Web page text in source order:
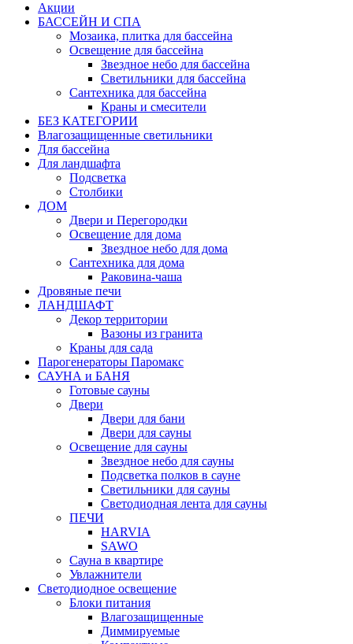
Акции
БАССЕЙН И СПА
Мозаика, плитка для бассейна
Освещение для бассейна
Звездное небо для бассейна
Светильники для бассейна
Сантехника для бассейна
Краны и смесители
БЕЗ КАТЕГОРИИ
Влагозащищенные светильники
Для бассейна
Для ландшафта
Подсветка
Столбики
ДОМ
Двери и Перегородки
Освещение для дома
Звездное небо для дома
Сантехника для дома
Раковина-чаша
Дровяные печи
ЛАНДШАФТ
Декор территории
Вазоны из гранита
Краны для сада
Парогенераторы Паромакс
САУНА и БАНЯ
Готовые сауны
Двери
Двери для бани
Двери для сауны
Освещение для сауны
Звездное небо для сауны
Подсветка полков в сауне
Светильники для сауны
Светодиодная лента для сауны
ПЕЧИ
HARVIA
SAWO
Сауна в квартире
Увлажнители
Светодиодное освещение
Блоки питания
Влагозащищенные
Диммируемые